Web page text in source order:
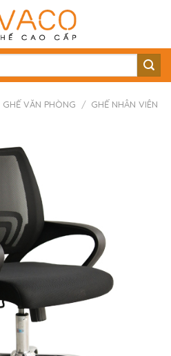
GHẾ VĂN PHÒNG / GHẾ NHÂN VIÊN